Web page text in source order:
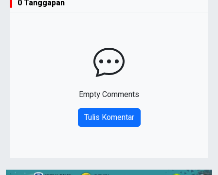
0 Tanggapan
Empty Comments
Tulis Komentar